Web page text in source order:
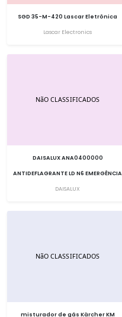
SGD 35-M-420 Lascar Eletrônica
Lascar Electronics
DAISALUX ANA0400000
ANTIDEFLAGRANTE LD N6 EMERGÊNCIA
DAISALUX
misturador de gás Kärcher KM